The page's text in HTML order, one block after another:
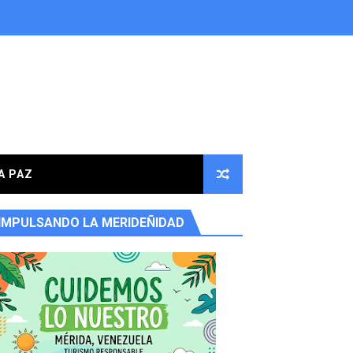
en la parroquia Osuna Rodríguez
PAZ
IMPULSANDO LA MERIDEÑIDAD